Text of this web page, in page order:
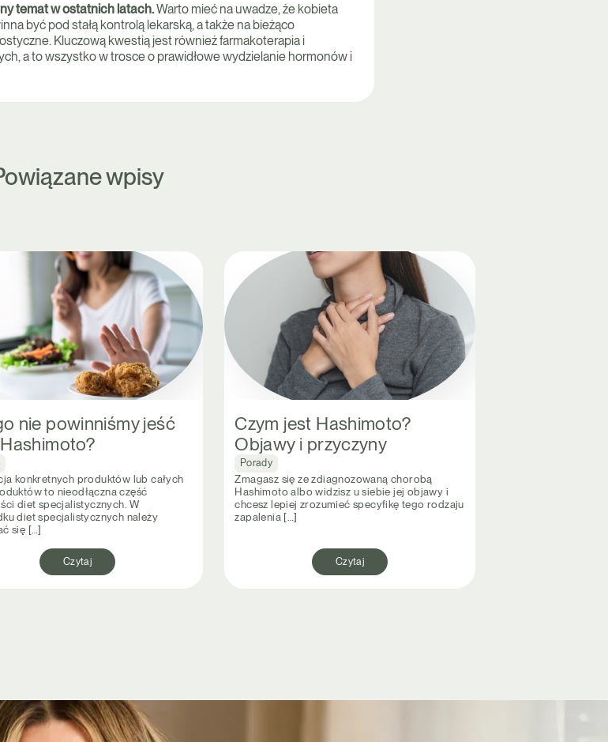
temat w ostatnich latach.Warto mieć na uwadze, że kobieta
być pod stałą kontrolą lekarską, a także na bieżąco
Kluczową kwestią jest również farmakoterapia i
a to wszystko w trosce o prawidłowe wydzielanie hormonów i
wpisy
nie powinniśmy jeść
konkretnych produktów lub całych
to nieodłączna część
diet specjalistycznych. W
diet specjalistycznych należy
się […]
Czytaj
Czym jest Hashimoto?
Objawy i przyczyny
Porady
Zmagasz się ze zdiagnozowaną chorobą
Hashimoto albo widzisz u siebie jej objawy i
chcesz lepiej zrozumieć specyfikę tego rodzaju
zapalenia […]
Czytaj